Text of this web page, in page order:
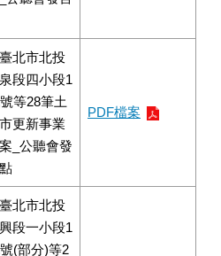
北市北投
段四小段1
等28筆土
更新事業
_公聽會發
PDF檔案
北市北投
段一小段1
(部分)等2